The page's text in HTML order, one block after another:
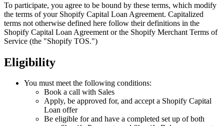
To participate, you agree to be bound by these terms, which modify
the terms of your Shopify Capital Loan Agreement. Capitalized
terms not otherwise defined here follow their definitions in the
Shopify Capital Loan Agreement or the Shopify Merchant Terms of
Service (the "Shopify TOS.")
Eligibility
You must meet the following conditions:
Book a call with Sales
Apply, be approved for, and accept a Shopify Capital
Loan offer
Be eligible for and have a completed set up of both